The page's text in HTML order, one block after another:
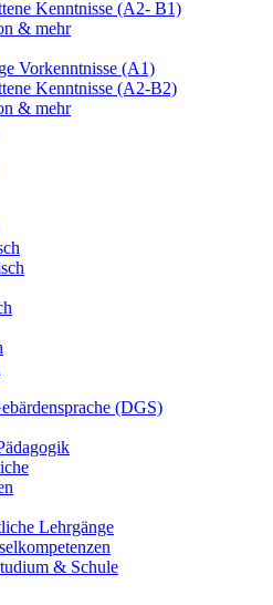
Kenntnisse (A2- B1)
& mehr
Vorkenntnisse (A1)
Kenntnisse (A2-B2)
& mehr
(DGS)
Lehrgänge
& Schule